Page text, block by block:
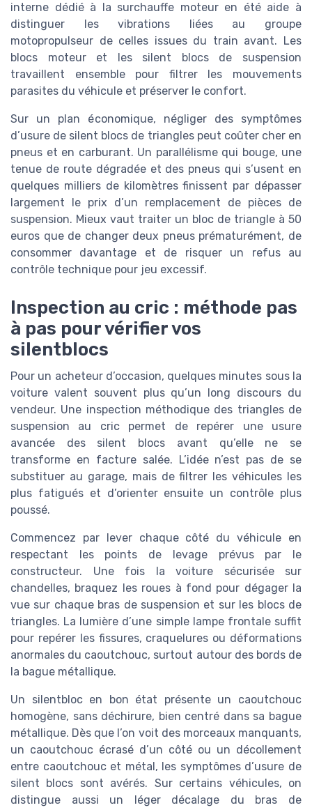
interne dédié à la surchauffe moteur en été aide à
distinguer les vibrations liées au groupe
motopropulseur de celles issues du train avant. Les
blocs moteur et les silent blocs de suspension
travaillent ensemble pour filtrer les mouvements
parasites du véhicule et préserver le confort.
Sur un plan économique, négliger des symptômes
d’usure de silent blocs de triangles peut coûter cher en
pneus et en carburant. Un parallélisme qui bouge, une
tenue de route dégradée et des pneus qui s’usent en
quelques milliers de kilomètres finissent par dépasser
largement le prix d’un remplacement de pièces de
suspension. Mieux vaut traiter un bloc de triangle à 50
euros que de changer deux pneus prématurément, de
consommer davantage et de risquer un refus au
contrôle technique pour jeu excessif.
Inspection au cric : méthode pas
à pas pour vérifier vos
silentblocs
Pour un acheteur d’occasion, quelques minutes sous la
voiture valent souvent plus qu’un long discours du
vendeur. Une inspection méthodique des triangles de
suspension au cric permet de repérer une usure
avancée des silent blocs avant qu’elle ne se
transforme en facture salée. L’idée n’est pas de se
substituer au garage, mais de filtrer les véhicules les
plus fatigués et d’orienter ensuite un contrôle plus
poussé.
Commencez par lever chaque côté du véhicule en
respectant les points de levage prévus par le
constructeur. Une fois la voiture sécurisée sur
chandelles, braquez les roues à fond pour dégager la
vue sur chaque bras de suspension et sur les blocs de
triangles. La lumière d’une simple lampe frontale suffit
pour repérer les fissures, craquelures ou déformations
anormales du caoutchouc, surtout autour des bords de
la bague métallique.
Un silentbloc en bon état présente un caoutchouc
homogène, sans déchirure, bien centré dans sa bague
métallique. Dès que l’on voit des morceaux manquants,
un caoutchouc écrasé d’un côté ou un décollement
entre caoutchouc et métal, les symptômes d’usure de
silent blocs sont avérés. Sur certains véhicules, on
distingue aussi un léger décalage du bras de